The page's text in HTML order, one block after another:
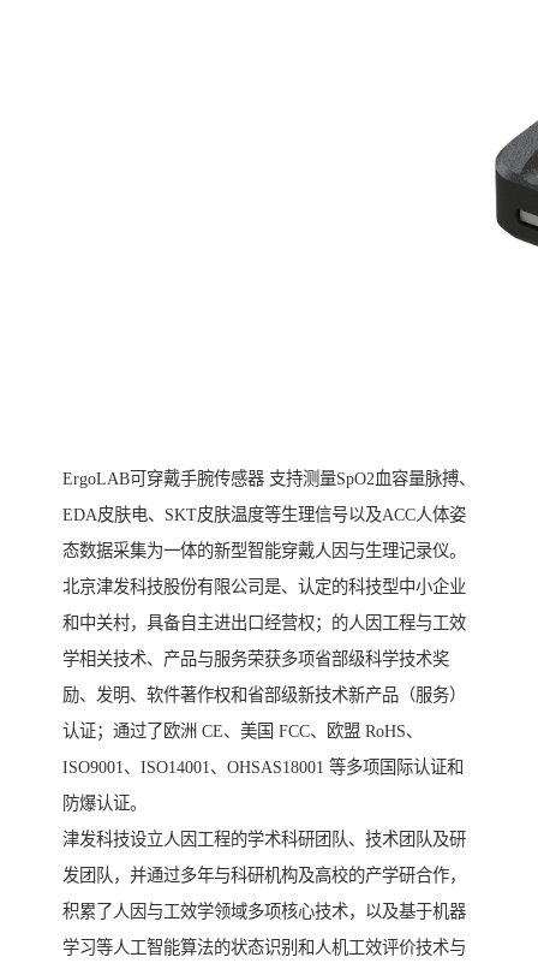
ErgoLAB可穿戴手腕传感器 支持测量SpO2血容量脉搏、
EDA皮肤电、SKT皮肤温度等生理信号以及ACC人体姿
态数据采集为一体的新型智能穿戴人因与生理记录仪。
北京津发科技股份有限公司是、认定的科技型中小企业
和中关村，具备自主进出口经营权；的人因工程与工效
学相关技术、产品与服务荣获多项省部级科学技术奖
励、发明、软件著作权和省部级新技术新产品（服务）
认证；通过了欧洲 CE、美国 FCC、欧盟 RoHS、
ISO9001、ISO14001、OHSAS18001 等多项国际认证和
防爆认证。
津发科技设立人因工程的学术科研团队、技术团队及研
发团队，并通过多年与科研机构及高校的产学研合作，
积累了人因与工效学领域多项核心技术，以及基于机器
学习等人工智能算法的状态识别和人机工效评价技术与